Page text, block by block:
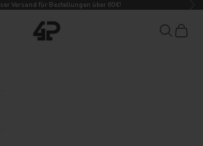
Versand für Bestellungen über 60 €! Vor
4President Suchen